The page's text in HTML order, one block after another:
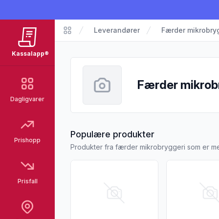
Kassalapp®
Dagligvarer
Prishopp
Prisfall
Kassalapp
Leverandører Færder
Færder
Populære produkterfra Færder
Produkter fra færder mikrobryggeri som er
Vis flere